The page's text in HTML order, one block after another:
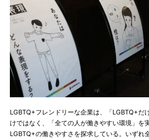
LGBTQ+フレンドリーな企業は、「LGBTQ+だ
けではなく、「全ての人が働きやすい環境」を
LGBTQ+の働きやすさを探求している。いずれ